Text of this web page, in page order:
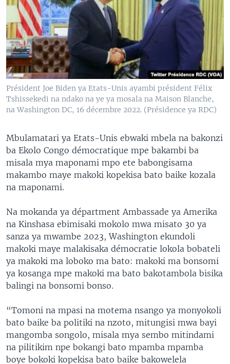
SÉCURITÉ
SCIENCE/TECHNOLOGIE
SPORTS
Président Joe Biden ya Etats-Unis ayambi président Félix
Tshissekedi na ndako na ye ya mosala na Maison Blanche,
na Washington DC, 16 décembre 2022. (Présidence ya RDC)
Mbulamatari ya Etats-Unis ebwaki mbela na bakonzi
ba Ekolo Congo démocratique mpe bakambi ba
misala mya maponami mpo ete babongisama
makambo maye makoki kopekisa bato baike kozala
na maponami.
Na mokanda ya départment Ambassade ya Amerika
na Kinshasa ebimisaki mokolo mwa misato 30 ya
sanza ya mwambe 2023, Washington ekundoli
makoki maye malakisaka démocratie lokola bobateli
ya makoki ma loboko ma bato: makoki ma bonsomi
ya kosanga mpe makoki ma bato bakotambola bisika
balingi na bonsomi bonso.
“Tomoni na mpasi na motema nsango ya monyokoli
bato baike ba politiki na nzoto, mitungisi mwa bayi
mangomba songolo, misala mya sembo mitindami
na pilitikim npe bokangi bato mpamba mpamba
boye bokoki kopekisa bato baike bakowelela